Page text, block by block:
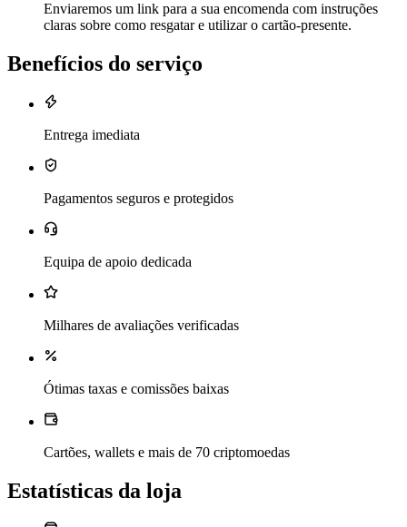
Enviaremos um link para a sua encomenda com instruções
claras sobre como resgatar e utilizar o cartão-presente.
Benefícios do serviço
Entrega imediata
Pagamentos seguros e protegidos
Equipa de apoio dedicada
Milhares de avaliações verificadas
Ótimas taxas e comissões baixas
Cartões, wallets e mais de 70 criptomoedas
Estatísticas da loja